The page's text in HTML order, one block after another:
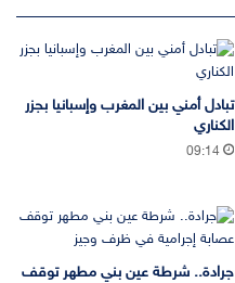
تبادل أمني بين المغرب وإسبانيا بجزر
الكناري
09:14
جرادة.. شرطة عين بني مطهر توقف